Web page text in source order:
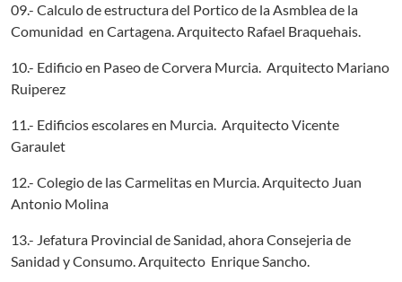
09.- Calculo de estructura del Portico de la Asmblea de la
Comunidad en Cartagena. Arquitecto Rafael Braquehais.
10.- Edificio en Paseo de Corvera Murcia. Arquitecto Mariano
Ruiperez
11.- Edificios escolares en Murcia. Arquitecto Vicente
Garaulet
12.- Colegio de las Carmelitas en Murcia. Arquitecto Juan
Antonio Molina
13.- Jefatura Provincial de Sanidad, ahora Consejeria de
Sanidad y Consumo. Arquitecto Enrique Sancho.